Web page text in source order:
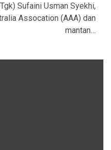
Sufaini Usman Syekhi,
Assocation (AAA) dan
mantan…